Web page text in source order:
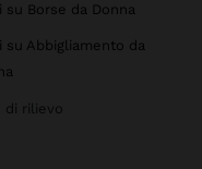
su Borse da Donna
su Abbigliamento da
di rilievo